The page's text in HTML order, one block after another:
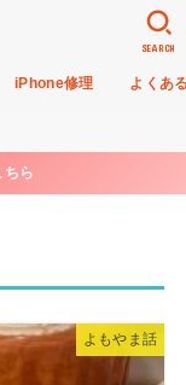
iPhone修理 よくあ
SEARCH
ちら
よもやま話